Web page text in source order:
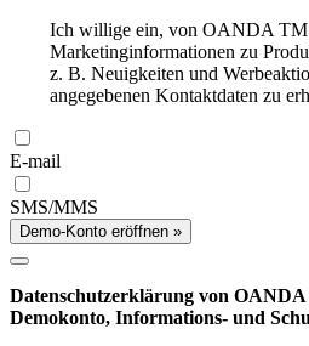
Ich willige ein, von OANDA
Marketinginformationen zu
z. B. Neuigkeiten und
angegebenen Kontaktdaten zu
E-mail
SMS/MMS
Demo-Konto eröffnen »
Datenschutzerklärung von
Demokonto, Informations- und